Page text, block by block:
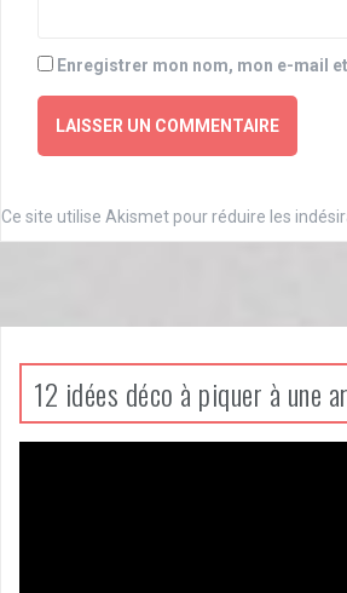
Enregistrer mon nom, mon e-mail
Ce site utilise Akismet pour réduire les
12 idées déco à piquer à une